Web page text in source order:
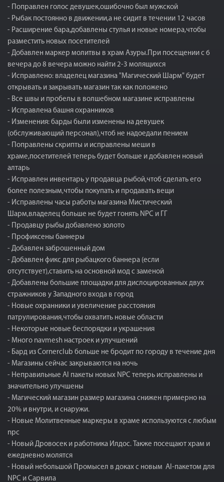
- Поправлен голос девушек,ошибочно был мужской
- Рыбак постоянно в движении,а не сидит в течении 12 часов
- Расширение бара,добавлены стулья и новые номера,чтобы
разместить новых посетителей
- Добавлен маркер молитвы в храм Азуры.При посещении с 6
вечера до 8 вечера можно найти 2-3 молящихся
- Исправлено: владелец магазина "Магический Шарм" будет
открывать и закрывать магазин так как положено
- Все швы и пробелы в волшебном магазине исправлены
- Исправлена башня охранников
- Изменения: барды были изменены на девушек
(обслуживающий персонал),чтоб не надоедали пением
- Поправлены скрипты и исправлены меши в
храме,посетителей теперь будет больше и добавлен новый
алтарь
- Исправлен инвентарь у продавца рыбой,чтоб сделать его
более полезным,чтобы покупать и продавать вещи
- Исправлены часы работы магазина Мистический
Шарм,владелец больше не будет гонять NPC и ГГ
- Продавцу рыбы добавлено золото
- Профиксены баннеры
- Добавлен заброшенный дом
- Добавлен фикс для рыбацкого баннера (если
отсутствует),ставить на основной мод с заменой
- Добавлены большие площадки для дислоцированных двух
стражников у Западного входа в город
- Новые охранники и увеличение расстояния
патрулирования,чтобы охватить новые области
- Некоторые новые беспорядки и украшения
- Много navmesh настроек и улучшений
- Бард из Cornerclub больше не бродит по городу в течение дня
- Магазины сейчас закрываются на ночь
- Неправильные AI пакеты новых NPC теперь исправлены и
значительно улучшены
- Магический магазин размер магазина снижен примерно на
20% и внутри, и снаружи.
- Новые Молитвенные маркеры в храме используются с любым
npc
- Новый Дровосек и работника Илдос. Также посещают храм и
ежедневно молятся
- Новый небольшой Промысел в доках с новым AI-пакетом для
NPC и Сарвила